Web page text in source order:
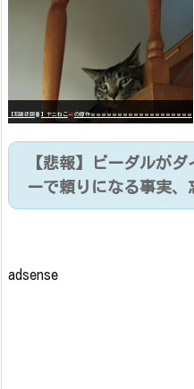
【石破悲報 】ヤニねこ の原作ｗｗｗｗｗｗｗｗｗｗｗｗｗｗｗｗｗｗｗ
【悲報】ビーダルが
ーで頼りになる事実、
adsense